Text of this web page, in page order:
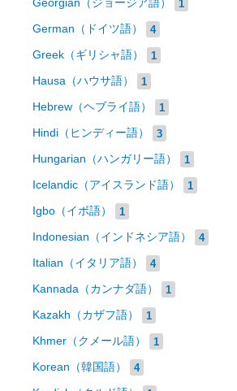
Georgian（ジョージア語） 1
German（ドイツ語） 4
Greek（ギリシャ語） 1
Hausa（ハウサ語） 1
Hebrew（ヘブライ語） 1
Hindi（ヒンディー語） 3
Hungarian（ハンガリー語） 1
Icelandic（アイスランド語） 1
Igbo（イボ語） 1
Indonesian（インドネシア語） 4
Italian（イタリア語） 4
Kannada（カンナダ語） 1
Kazakh（カザフ語） 1
Khmer（クメール語） 1
Korean（韓国語） 4